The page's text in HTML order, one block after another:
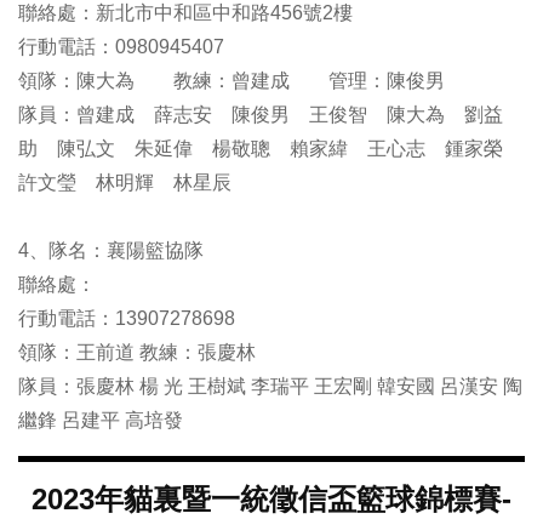
聯絡處：新北市中和區中和路456號2樓
行動電話：0980945407
領隊：陳大為 教練：曾建成 管理：陳俊男
隊員：曾建成 薛志安 陳俊男 王俊智 陳大為 劉益
助 陳弘文 朱延偉 楊敬聰 賴家緯 王心志 鍾家榮
許文瑩 林明輝 林星辰
4、隊名：襄陽籃協隊
聯絡處：
行動電話：13907278698
領隊：王前道 教練：張慶林
隊員：張慶林 楊 光 王樹斌 李瑞平 王宏剛 韓安國 呂漢安 陶
繼鋒 呂建平 高培發
2023年貓裏暨一統徵信盃籃球錦標賽-